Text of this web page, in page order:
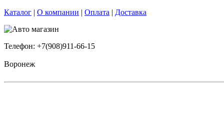
Каталог | О компании | Оплата | Доставка
Телефон: +7(908)911-66-15
Воронеж